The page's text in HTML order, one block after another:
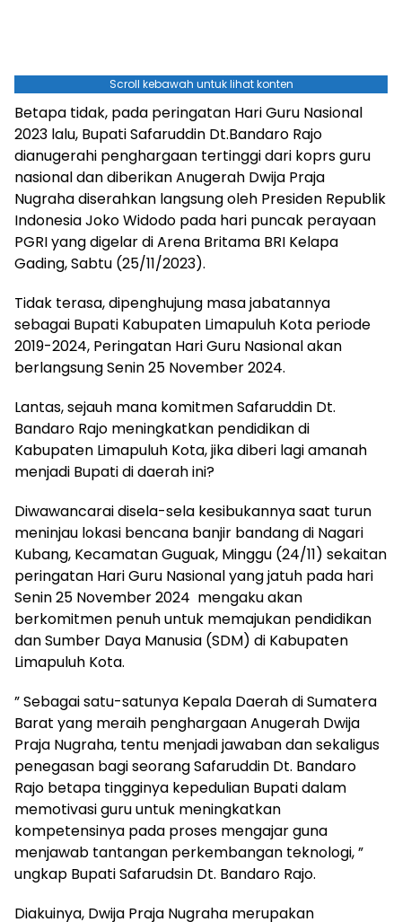
Scroll kebawah untuk lihat konten
Betapa tidak, pada peringatan Hari Guru Nasional
2023 lalu, Bupati Safaruddin Dt.Bandaro Rajo
dianugerahi penghargaan tertinggi dari koprs guru
nasional dan diberikan Anugerah Dwija Praja
Nugraha diserahkan langsung oleh Presiden Republik
Indonesia Joko Widodo pada hari puncak perayaan
PGRI yang digelar di Arena Britama BRI Kelapa
Gading, Sabtu (25/11/2023).
Tidak terasa, dipenghujung masa jabatannya
sebagai Bupati Kabupaten Limapuluh Kota periode
2019-2024, Peringatan Hari Guru Nasional akan
berlangsung Senin 25 November 2024.
Lantas, sejauh mana komitmen Safaruddin Dt.
Bandaro Rajo meningkatkan pendidikan di
Kabupaten Limapuluh Kota, jika diberi lagi amanah
menjadi Bupati di daerah ini?
Diwawancarai disela-sela kesibukannya saat turun
meninjau lokasi bencana banjir bandang di Nagari
Kubang, Kecamatan Guguak, Minggu (24/11) sekaitan
peringatan Hari Guru Nasional yang jatuh pada hari
Senin 25 November 2024 mengaku akan
berkomitmen penuh untuk memajukan pendidikan
dan Sumber Daya Manusia (SDM) di Kabupaten
Limapuluh Kota.
” Sebagai satu-satunya Kepala Daerah di Sumatera
Barat yang meraih penghargaan Anugerah Dwija
Praja Nugraha, tentu menjadi jawaban dan sekaligus
penegasan bagi seorang Safaruddin Dt. Bandaro
Rajo betapa tingginya kepedulian Bupati dalam
memotivasi guru untuk meningkatkan
kompetensinya pada proses mengajar guna
menjawab tantangan perkembangan teknologi, ”
ungkap Bupati Safarudsin Dt. Bandaro Rajo.
Diakuinya, Dwija Praja Nugraha merupakan